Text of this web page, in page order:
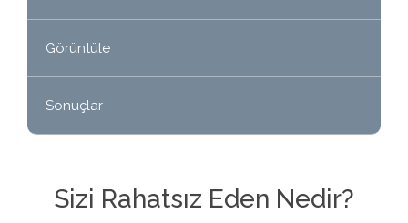
Görüntüle
Sonuçlar
Sizi Rahatsız Eden Nedir?